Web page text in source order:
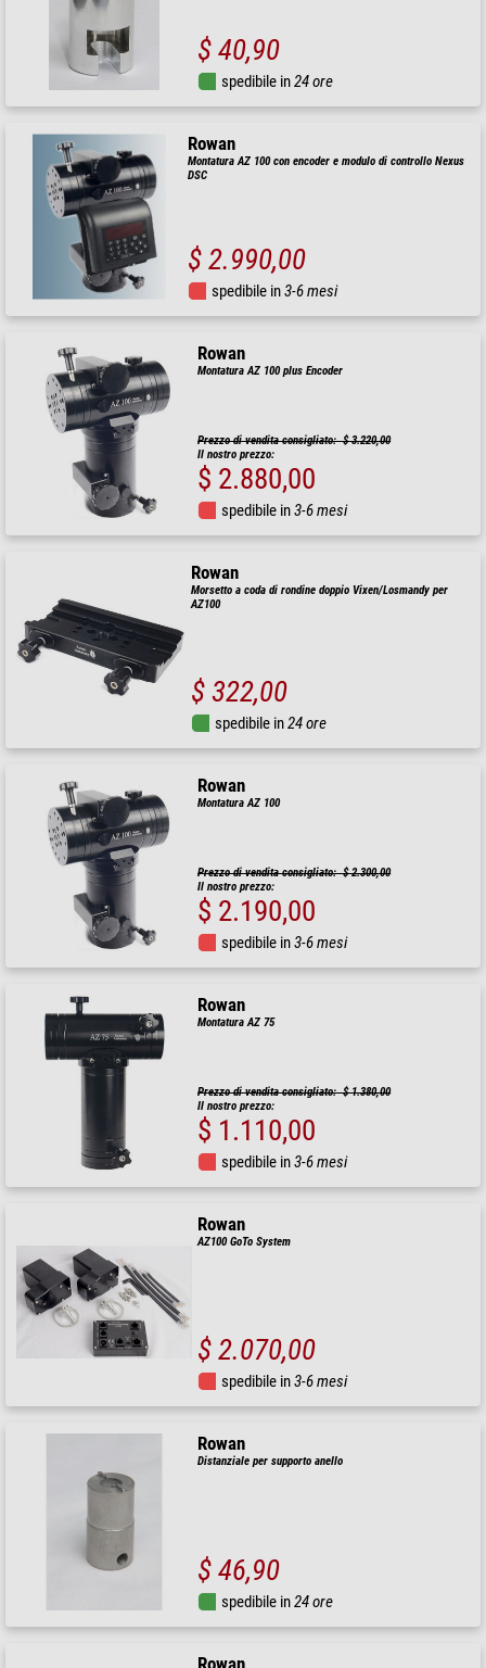
$ 40,90
spedibile in24 ore
Rowan
Montatura AZ 100 con encoder e modulo di controllo Nexus
DSC
$ 2.990,00
spedibile in3-6 mesi
Rowan
Montatura AZ 100 plus Encoder
Prezzo di vendita consigliato: $ 3.220,00
Il nostro prezzo:
$ 2.880,00
spedibile in3-6 mesi
Rowan
Morsetto a coda di rondine doppio Vixen/Losmandy per
AZ100
$ 322,00
spedibile in24 ore
Rowan
Montatura AZ 100
Prezzo di vendita consigliato: $ 2.300,00
Il nostro prezzo:
$ 2.190,00
spedibile in3-6 mesi
Rowan
Montatura AZ 75
Prezzo di vendita consigliato: $ 1.380,00
Il nostro prezzo:
$ 1.110,00
spedibile in3-6 mesi
Rowan
AZ100 GoTo System
$ 2.070,00
spedibile in3-6 mesi
Rowan
Distanziale per supporto anello
$ 46,90
spedibile in24 ore
Rowan